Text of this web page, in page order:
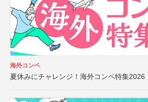
海外コンペ
夏休みにチャレンジ！海外コンペ特集2026